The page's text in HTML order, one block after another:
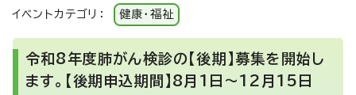
イベントカテゴリ： 健康・福祉
令和8年度肺がん検診の【後期】募集を開始し
ます。【後期申込期間】8月1日～12月15日